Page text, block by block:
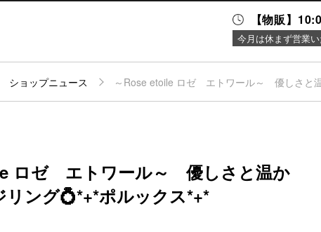
【物販】
今月は休まず営業
パーキング
ニュース＆
イベント
ショップニュース ～Rose etoile ロゼ エトワール～ 優しさと
ロゼ エトワール～ 優しさと温か
ング💍*+*ポルックス*+*